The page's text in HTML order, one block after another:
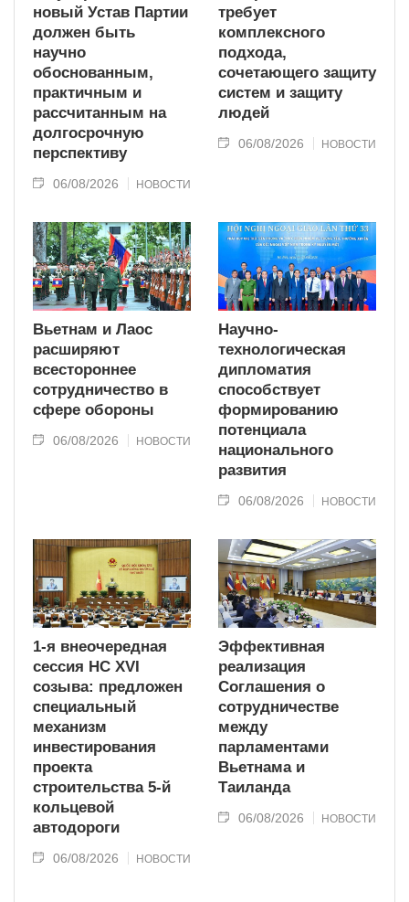
новый Устав Партии
должен быть
научно
обоснованным,
практичным и
рассчитанным на
долгосрочную
перспективу
06/08/2026 НОВОСТИ
требует
комплексного
подхода,
сочетающего защиту
систем и защиту
людей
06/08/2026 НОВОСТИ
Вьетнам и Лаос
расширяют
всестороннее
сотрудничество в
сфере обороны
06/08/2026 НОВОСТИ
Научно-
технологическая
дипломатия
способствует
формированию
потенциала
национального
развития
06/08/2026 НОВОСТИ
1-я внеочередная
сессия НС XVI
созыва: предложен
специальный
механизм
инвестирования
проекта
строительства 5-й
кольцевой
автодороги
06/08/2026 НОВОСТИ
Эффективная
реализация
Соглашения о
сотрудничестве
между
парламентами
Вьетнама и
Таиланда
06/08/2026 НОВОСТИ